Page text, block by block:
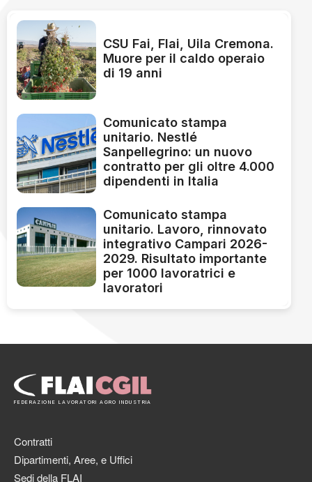
CSU Fai, Flai, Uila Cremona.
Muore per il caldo operaio
di 19 anni
Comunicato stampa
unitario. Nestlé
Sanpellegrino: un nuovo
contratto per gli oltre 4.000
dipendenti in Italia
Comunicato stampa
unitario. Lavoro, rinnovato
integrativo Campari 2026-
2029. Risultato importante
per 1000 lavoratrici e
lavoratori
FEDERAZIONE LAVORATORI AGRO INDUSTRIA
Contratti
Dipartimenti, Aree, e Uffici
Sedi della FLAI